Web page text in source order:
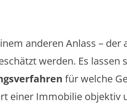
anderen Anlass – der
werden. Es lassen
für welche
einer Immobilie objektiv